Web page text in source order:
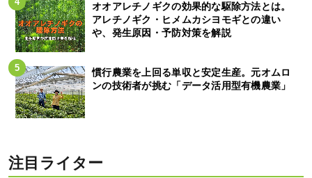
オオアレチノギクの効果的な駆除方法とは。
アレチノギク・ヒメムカシヨモギとの違い
や、発生原因・予防対策を解説
慣行農業を上回る単収と安定生産。元オムロ
ンの技術者が挑む「データ活用型有機農業」
注目ライター